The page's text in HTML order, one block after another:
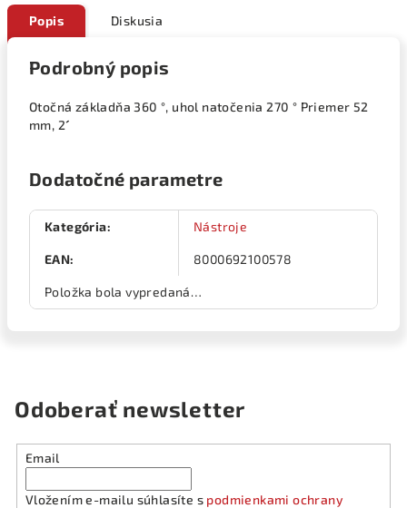
Popis Diskusia
Podrobný popis
Otočná základňa 360 °, uhol natočenia 270 ° Priemer 52
mm, 2´´
Dodatočné parametre
Kategória: Nástroje
EAN: 8000692100578
Položka bola vypredaná…
Odoberať newsletter
Email
Vložením e-mailu súhlasíte s podmienkami ochrany